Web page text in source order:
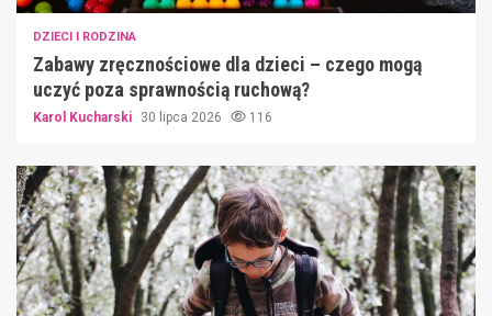
DZIECI I RODZINA
Zabawy zręcznościowe dla dzieci – czego mogą
uczyć poza sprawnością ruchową?
Karol Kucharski 30 lipca 2026 116